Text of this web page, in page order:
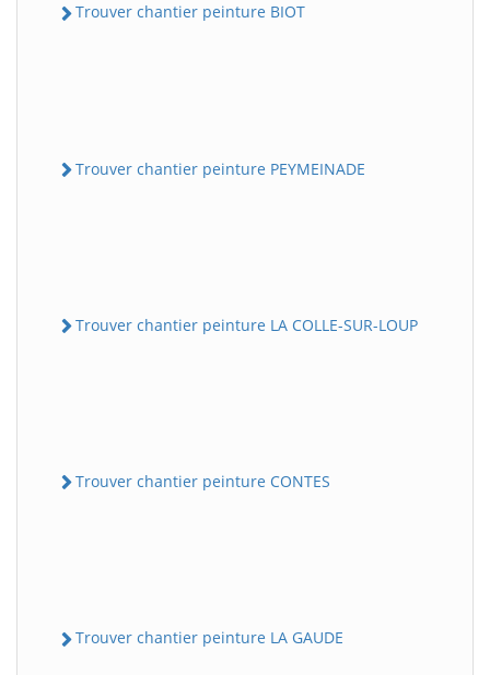
Trouver chantier peinture BIOT
Trouver chantier peinture PEYMEINADE
Trouver chantier peinture LA COLLE-SUR-LOUP
Trouver chantier peinture CONTES
Trouver chantier peinture LA GAUDE